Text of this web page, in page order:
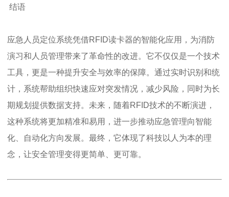
结语
应急人员定位系统凭借RFID读卡器的智能化应用，为消防
演习和人员管理带来了革命性的改进。它不仅仅是一个技术
工具，更是一种提升安全与效率的保障。通过实时识别和统
计，系统帮助组织快速应对突发情况，减少风险，同时为长
期规划提供数据支持。未来，随着RFID技术的不断演进，
这种系统将更加精准和易用，进一步推动应急管理向智能
化、自动化方向发展。最终，它体现了科技以人为本的理
念，让安全管理变得更简单、更可靠。